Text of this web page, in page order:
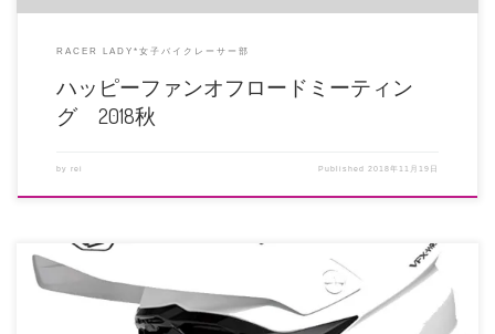
RACER LADY*女子バイクレーサー部
ハッピーファンオフロードミーティン
グ 2018秋
by rei Published2018年11月19日